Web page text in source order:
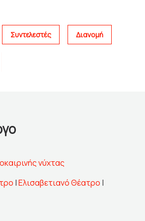
Συντελεστές Διανομή
νύχτας
|Ελισαβετιανό Θέατρο |